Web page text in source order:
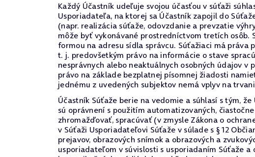
Každý Účastník udeľuje svojou účasťou v súťaži
Usporiadateľa, na ktorej sa Účastník zapojil do
(napr. realizácia súťaže, odovzdanie a prevzatie
môže byť vykonávané prostredníctvom tretích
formou na adresu sídla správcu. Súťažiaci má práva
t. j. predovšetkým právo na informácie o stave
nesprávnych alebo neaktuálnych osobných údajov v
právo na základe bezplatnej písomnej žiadosti
jednému z uvedených subjektov nemá vplyv na
Účastník Súťaže berie na vedomie a súhlasí s tým,
sú oprávnení s použitím automatizovaných,
zhromažďovať, spracúvať (v zmysle Zákona o
v Súťaži Usporiadateľovi Súťaže v súlade s § 12
prejavov, obrazových snímok a obrazových a
usporiadateľom v súvislosti s usporiadaním Súťaže